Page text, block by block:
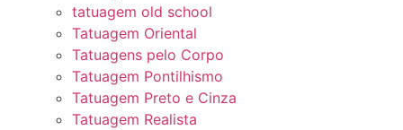
tatuagem old school
Tatuagem Oriental
Tatuagens pelo Corpo
Tatuagem Pontilhismo
Tatuagem Preto e Cinza
Tatuagem Realista